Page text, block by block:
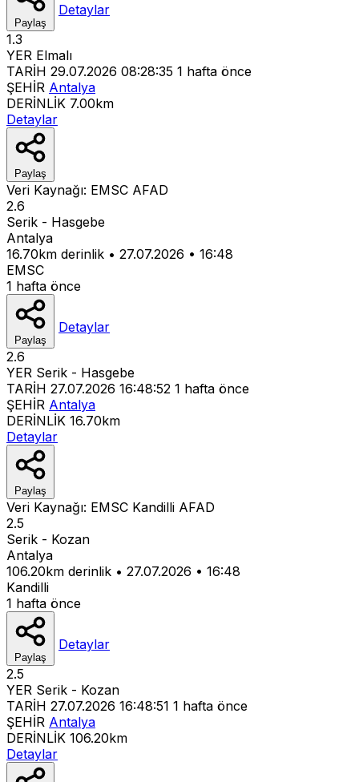
Paylaş
Detaylar
1.3
YER Elmalı
TARİH 29.07.2026 08:28:35 1 hafta önce
ŞEHİR Antalya
DERİNLİK 7.00km
Detaylar
Paylaş
Veri Kaynağı: EMSC AFAD
2.6
Serik - Hasgebe
Antalya
16.70km derinlik • 27.07.2026 • 16:48
EMSC
1 hafta önce
Paylaş
Detaylar
2.6
YER Serik - Hasgebe
TARİH 27.07.2026 16:48:52 1 hafta önce
ŞEHİR Antalya
DERİNLİK 16.70km
Detaylar
Paylaş
Veri Kaynağı: EMSC Kandilli AFAD
2.5
Serik - Kozan
Antalya
106.20km derinlik • 27.07.2026 • 16:48
Kandilli
1 hafta önce
Paylaş
Detaylar
2.5
YER Serik - Kozan
TARİH 27.07.2026 16:48:51 1 hafta önce
ŞEHİR Antalya
DERİNLİK 106.20km
Detaylar